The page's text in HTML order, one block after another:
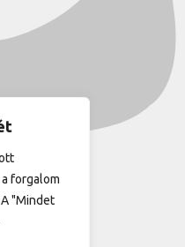
forgalom
"Mindet